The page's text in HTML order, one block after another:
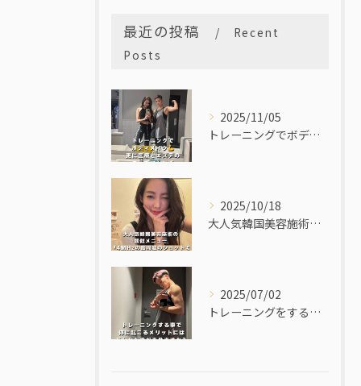
最近の投稿
Recent
Posts
2025/11/05
トレーニングでボディメイク💪更に医療とエステのコラボマシンで蓄積した分は根本改善✨
2025/10/18
大人気韓国美容施術の類似メニュー「4MHzの高周波のショットでたるみや口横ポニョ改善✨」
2025/07/02
トレーニングをすることで体に起こるメリットはどんなものがある？？